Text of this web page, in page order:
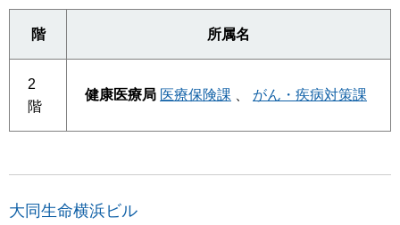
階 所属名
2
階
健康医療局 医療保険課 がん・疾病対策課
大同生命横浜ビル